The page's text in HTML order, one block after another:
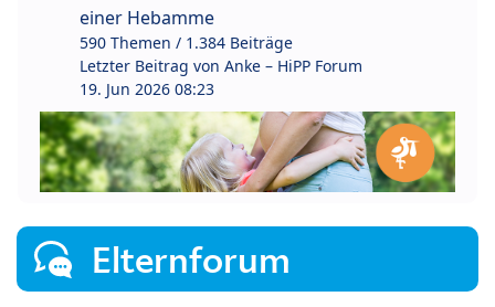
einer Hebamme
590 Themen / 1.384 Beiträge
Letzter Beitrag von Anke – HiPP Forum
19. Jun 2026 08:23
Elternforum